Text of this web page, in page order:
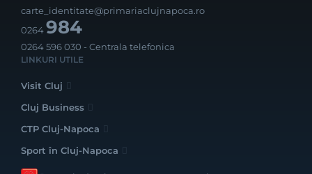
carte_identitate@primariaclujnapoca.ro
0264984
0264 596 030 - Centrala telefonica
LINKURI UTILE
Visit Cluj
Cluj Business
CTP Cluj-Napoca
Sport în Cluj-Napoca